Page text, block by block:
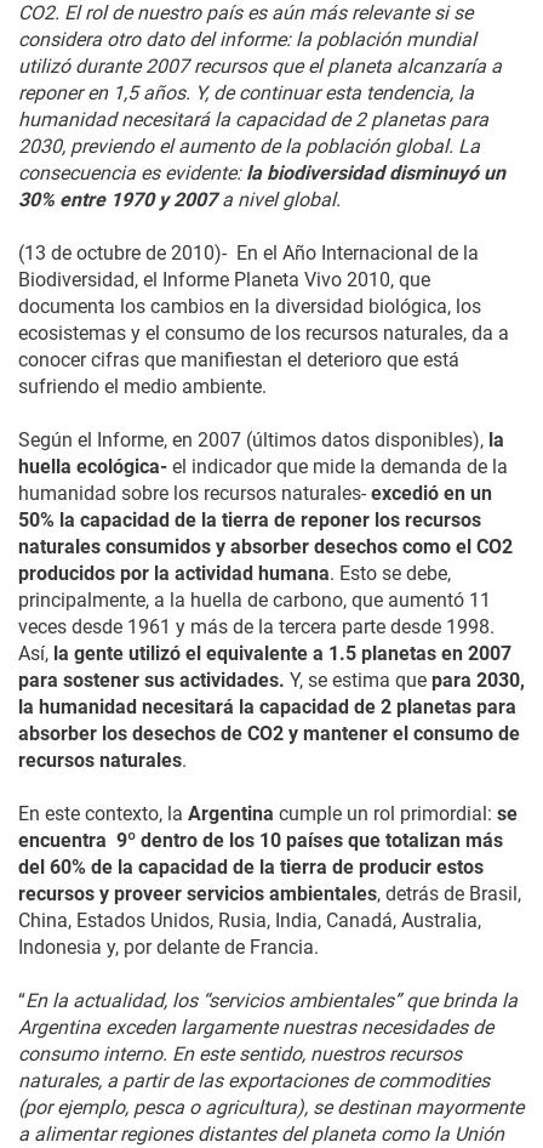
CO2. El rol de nuestro país es aún más relevante si se
considera otro dato del informe: la población mundial
utilizó durante 2007 recursos que el planeta alcanzaría a
reponer en 1,5 años. Y, de continuar esta tendencia, la
humanidad necesitará la capacidad de 2 planetas para
2030, previendo el aumento de la población global. La
consecuencia es evidente: la biodiversidad disminuyó un
30% entre 1970 y 2007a nivel global.
(13 de octubre de 2010)- En el Año Internacional de la
Biodiversidad, el Informe Planeta Vivo 2010, que
documenta los cambios en la diversidad biológica, los
ecosistemas y el consumo de los recursos naturales, da a
conocer cifras que manifiestan el deterioro que está
sufriendo el medio ambiente.
Según el Informe, en 2007 (últimos datos disponibles), la
huella ecológica- el indicador que mide la demanda de la
humanidad sobre los recursos naturales- excedió en un
50% la capacidad de la tierra de reponer los recursos
naturales consumidos y absorber desechos como el CO2
producidos por la actividad humana. Esto se debe,
principalmente, a la huella de carbono, que aumentó 11
veces desde 1961 y más de la tercera parte desde 1998.
Así, la gente utilizó el equivalente a 1.5 planetas en 2007
para sostener sus actividades. Y, se estima que para 2030,
la humanidad necesitará la capacidad de 2 planetas para
absorber los desechos de CO2 y mantener el consumo de
recursos naturales.
En este contexto, la Argentina cumple un rol primordial: se
encuentra 9º dentro de los 10 países que totalizan más
del 60% de la capacidad de la tierra de producir estos
recursos y proveer servicios ambientales, detrás de Brasil,
China, Estados Unidos, Rusia, India, Canadá, Australia,
Indonesia y, por delante de Francia.
“En la actualidad, los “servicios ambientales” que brinda la
Argentina exceden largamente nuestras necesidades de
consumo interno. En este sentido, nuestros recursos
naturales, a partir de las exportaciones de commodities
(por ejemplo, pesca o agricultura), se destinan mayormente
a alimentar regiones distantes del planeta como la Unión